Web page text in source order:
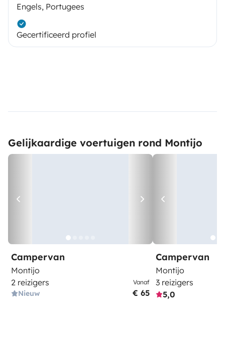
Engels, Portugees
Gecertificeerd profiel
Gelijkaardige voertuigen rond Montijo
Campervan
Montijo
2 reizigers
Nieuw
Vanaf
€ 65
Campervan
Montijo
3 reizigers
5,0